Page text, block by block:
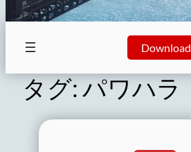
Download
タグ:パワハラ